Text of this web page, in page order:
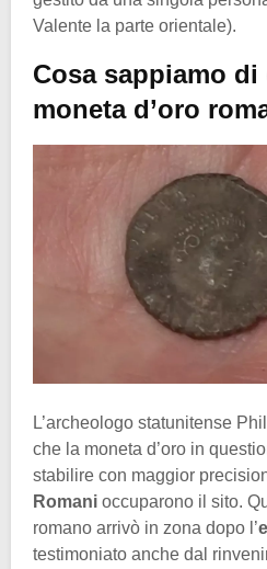
Valente la parte orientale).
Cosa sappiamo
moneta d’oro
L’archeologo statunitense
che la moneta d’oro in
stabilire con maggior
Romani occuparono il sito.
romano arrivò in zona dopo l’
testimoniato anche dal